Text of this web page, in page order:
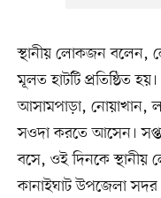
স্থানীয় লোকজন বলেন,
মূলত হাটটি প্রতিষ্ঠিত
আসামপাড়া, নোয়াখান,
সওদা করতে আসেন।
বসে, ওই দিনকে স্থানীয়
কানাইঘাট উপজেলা